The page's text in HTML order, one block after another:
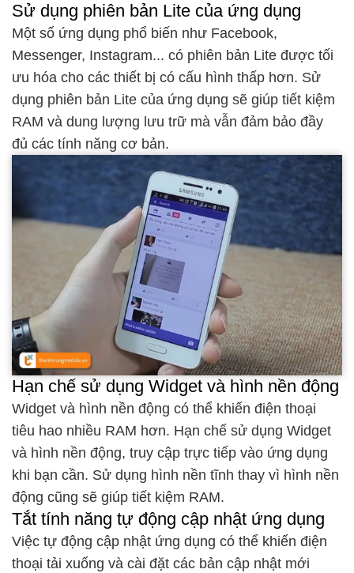
Sử dụng phiên bản Lite của ứng dụng
Một số ứng dụng phổ biến như Facebook,
Messenger, Instagram... có phiên bản Lite được tối
ưu hóa cho các thiết bị có cấu hình thấp hơn. Sử
dụng phiên bản Lite của ứng dụng sẽ giúp tiết kiệm
RAM và dung lượng lưu trữ mà vẫn đảm bảo đầy
đủ các tính năng cơ bản.
Hạn chế sử dụng Widget và hình nền động
Widget và hình nền động có thể khiến điện thoại
tiêu hao nhiều RAM hơn. Hạn chế sử dụng Widget
và hình nền động, truy cập trực tiếp vào ứng dụng
khi bạn cần. Sử dụng hình nền tĩnh thay vì hình nền
động cũng sẽ giúp tiết kiệm RAM.
Tắt tính năng tự động cập nhật ứng dụng
Việc tự động cập nhật ứng dụng có thể khiến điện
thoại tải xuống và cài đặt các bản cập nhật mới